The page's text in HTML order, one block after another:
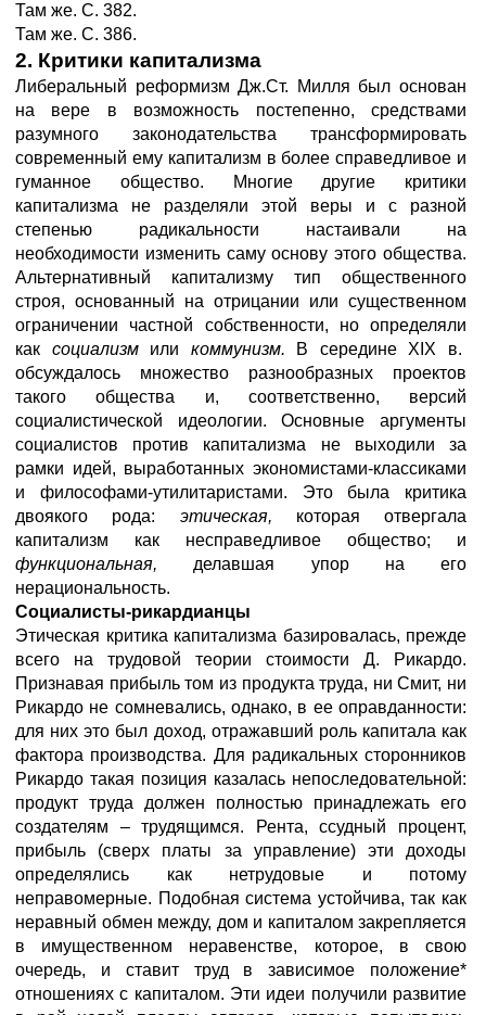
Там же. С. 382.
Там же. С. 386.
2. Критики капитализма
Либеральный реформизм Дж.Ст. Милля был основан
на вере в возможность постепенно, средствами
разумного законодательства трансформировать
современный ему капитализм в более справедливое и
гуманное общество. Многие другие критики
капитализма не разделяли этой веры и с разной
степенью радикальности настаивали на
необходимости изменить саму основу этого общества.
Альтернативный капитализму тип общественного
строя, основанный на отрицании или существенном
ограничении частной собственности, но определяли
как социализмили коммунизм. В середине XIX в.
обсуждалось множество разнообразных проектов
такого общества и, соответственно, версий
социалистической идеологии. Основные аргументы
социалистов против капитализма не выходили за
рамки идей, выработанных экономистами-классиками
и философами-утилитаристами. Это была критика
двоякого рода: этическая, которая отвергала
капитализм как несправедливое общество; и
функциональная, делавшая упор на его
нерациональность.
Социалисты-рикардианцы
Этическая критика капитализма базировалась, прежде
всего на трудовой теории стоимости Д. Рикардо.
Признавая прибыль том из продукта труда, ни Смит, ни
Рикардо не сомневались, однако, в ее оправданности:
для них это был доход, отражавший роль капитала как
фактора производства. Для радикальных сторонников
Рикардо такая позиция казалась непоследовательной:
продукт труда должен полностью принадлежать его
создателям – трудящимся. Рента, ссудный процент,
прибыль (сверх платы за управление) эти доходы
определялись как нетрудовые и потому
неправомерные. Подобная система устойчива, так как
неравный обмен между, дом и капиталом закрепляется
в имущественном неравенстве, которое, в свою
очередь, и ставит труд в зависимое положение*
отношениях с капиталом. Эти идеи получили развитие